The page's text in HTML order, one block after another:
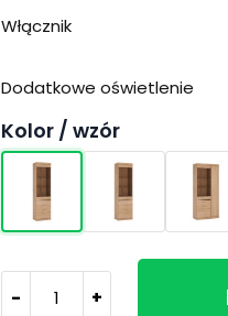
Włącznik
Dodatkowe oświetlenie
Kolor / wzór
- +